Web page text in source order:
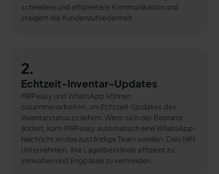
schnellere und effizientere Kommunikation und
steigert die Kundenzufriedenheit.
2.
Echtzeit-Inventar-Updates
MRPeasy und WhatsApp können
zusammenarbeiten, um Echtzeit-Updates des
Inventarstatus zu liefern. Wenn sich der Bestand
ändert, kann MRPeasy automatisch eine WhatsApp-
Nachricht an das zuständige Team senden. Dies hilft
Unternehmen, ihre Lagerbestände effizient zu
verwalten und Engpässe zu vermeiden.